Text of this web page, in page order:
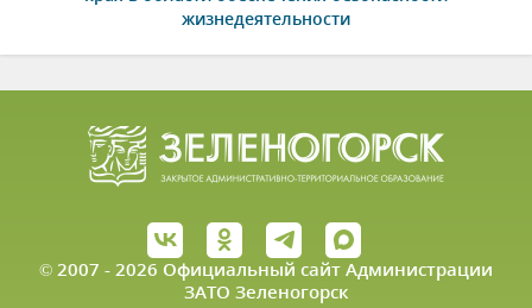
жизнедеятельности
© 2007 - 2026 Официальный сайт Администрации
ЗАТО Зеленогорск